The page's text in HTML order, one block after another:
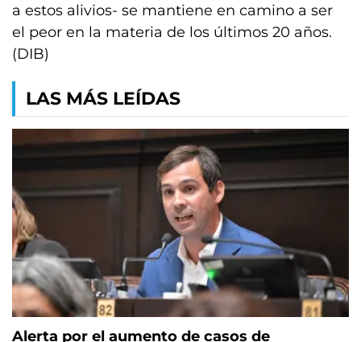
a estos alivios- se mantiene en camino a ser
el peor en la materia de los últimos 20 años.
(DIB)
LAS MÁS LEÍDAS
Alerta por el aumento de casos de